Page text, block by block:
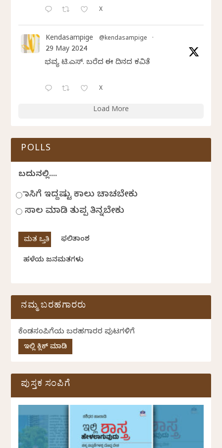
X
Kendasampige @kendasampige ·
29 May 2024
ಭವ್ಯ ಟಿ.ಎಸ್. ಬರೆದ ಈ ದಿನದ ಕವಿತೆ
X
Load More
POLLS
ಬದುಕಿನಲ್ಲಿ....
ಹಾಸಿಗೆ ಇದ್ದಷ್ಟು ಕಾಲು ಚಾಚಬೇಕು
ಸಾಲ ಮಾಡಿ ತುಪ್ಪ ತಿನ್ನಬೇಕು
ಫಲಿತಾಂಶ
ಹಳೆಯ ಜನಮತಗಳು
ನಮ್ಮ ಬರಹಗಾರರು
ಕೆಂಡಸಂಪಿಗೆಯ ಬರಹಗಾರರ ಪುಟಗಳಿಗೆ
ಇಲ್ಲಿ ಕ್ಲಿಕ್ ಮಾಡಿ
ಪುಸ್ತಕ ಸಂಪಿಗೆ